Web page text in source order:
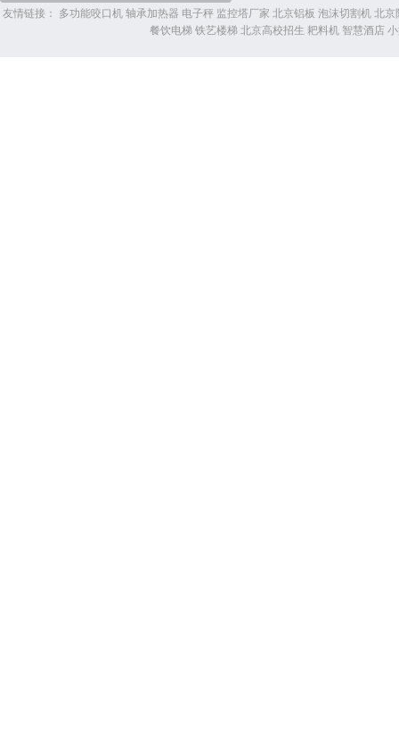
友情链接： 多功能咬口机 轴承加热器 电子秤 监控塔厂家 北京铝板 泡沫切割机 北京
餐饮电梯 铁艺楼梯 北京高校招生 耙料机 智慧酒店